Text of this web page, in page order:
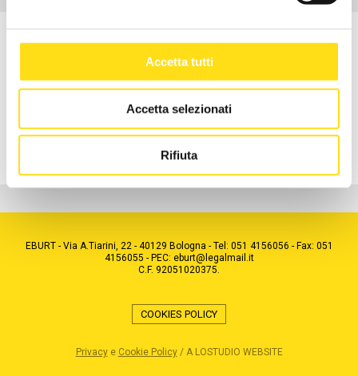
Accetta tutti
Accetta selezionati
Rifiuta
ISCRIVITI ALLA NEWSLETTER
Per rimanere in contatto con noi ed essere aggiornato sulle
Acconsento all'uso dei miei dati personali secondo l'informativa
privacy che dichiaro di aver letto e compreso
EBURT - Via A.Tiarini, 22 - 40129 Bologna - Tel: 051 4156056 - Fax: 051
4156055 - PEC: eburt@legalmail.it
C.F. 92051020375.
COOKIES POLICY
Privacye Cookie Policy/ A LOSTUDIO WEBSITE